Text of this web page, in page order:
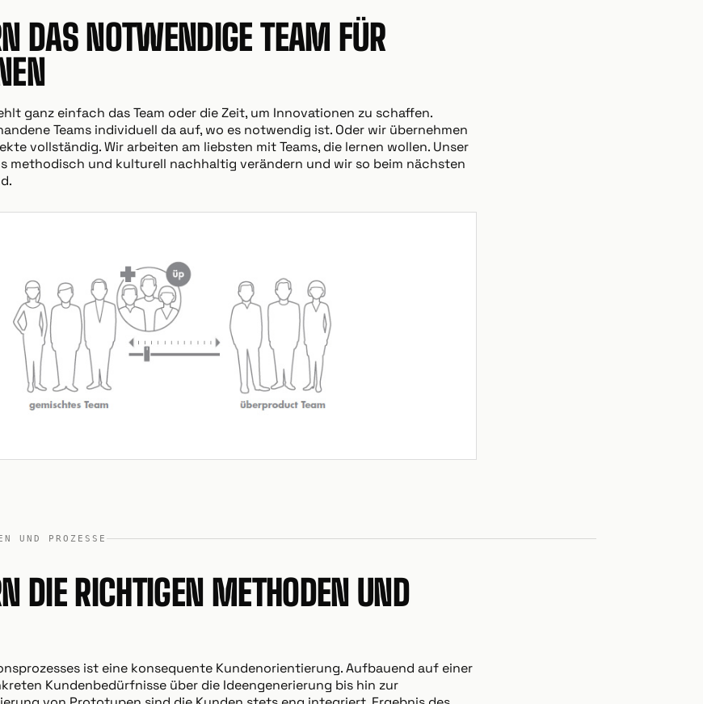
DAS NOTWENDIGE TEAM FÜR
ganz einfach das Team oder die Zeit, um Innovationen zu schaffen.
Teams individuell da auf, wo es notwendig ist. Oder wir übernehmen
vollständig. Wir arbeiten am liebsten mit Teams, die lernen wollen. Unser
methodisch und kulturell nachhaltig verändern und wir so beim nächsten
UND PROZESSE
DIE RICHTIGEN METHODEN UND
ist eine konsequente Kundenorientierung. Aufbauend auf einer
Kundenbedürfnisse über die Ideengenerierung bis hin zur